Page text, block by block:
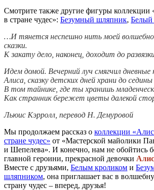
Смотрите также другие фигуры коллекции
в стране чудес»: Безумный шляпник, Белый
…И тянется неспешно нить моей
сказки.
К закату дело, наконец, доходит до
Идем домой. Вечерний луч смягчил дневные
Алиса, сказку детских дней храни до седины
В том тайнике, где ты хранишь
Как странник бережет цветы далекой
Льюис Кэрролл, перевод Н. Демуровой
Мы продолжаем рассказ о коллекции
стране чудес» от «Мастерской майолики
и Шепелева». И конечно, нам не обойтись
главной героини, прекрасной девочки
Вместе с друзьями, Белым кроликом и
шляпником, она приглашает вас в
страну чудес – вперед, друзья!